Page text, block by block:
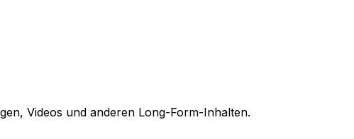
Videos und anderen Long-Form-Inhalten.